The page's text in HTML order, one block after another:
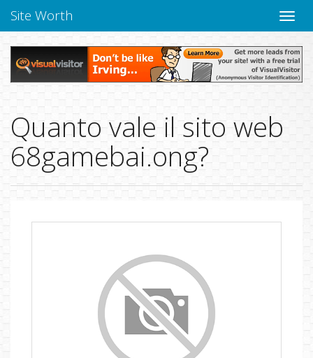
Chiudi
Site Worth
Quanto vale il sito web
68gamebai.ong?